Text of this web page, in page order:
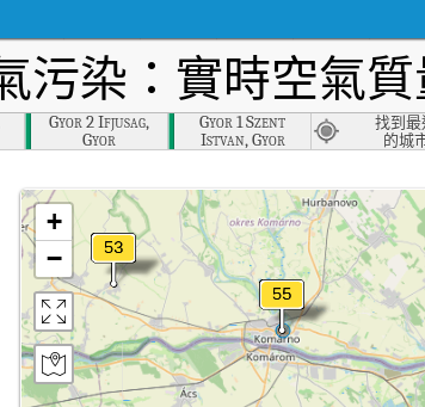
污染：實時空氣質
Gyor 2 Ifjusag,
Gyor
Gyor 1 Szent
Istvan, Gyor
找到最
的城
指數（AQI）。
+
−